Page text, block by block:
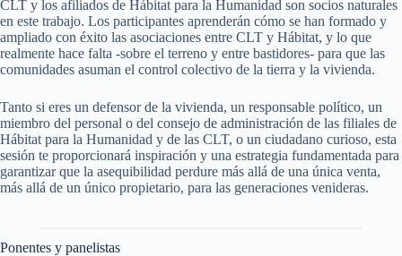
CLT y los afiliados de Hábitat para la Humanidad son socios naturales
en este trabajo. Los participantes aprenderán cómo se han formado y
ampliado con éxito las asociaciones entre CLT y Hábitat, y lo que
realmente hace falta -sobre el terreno y entre bastidores- para que las
comunidades asuman el control colectivo de la tierra y la vivienda.
Tanto si eres un defensor de la vivienda, un responsable político, un
miembro del personal o del consejo de administración de las filiales de
Hábitat para la Humanidad y de las CLT, o un ciudadano curioso, esta
sesión te proporcionará inspiración y una estrategia fundamentada para
garantizar que la asequibilidad perdure más allá de una única venta,
más allá de un único propietario, para las generaciones venideras.
Ponentes y panelistas